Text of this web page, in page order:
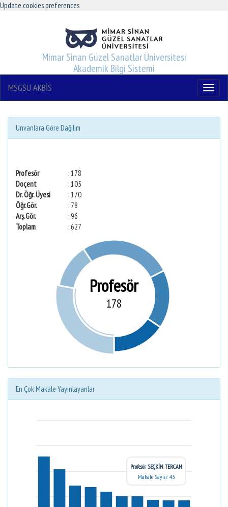
Update cookies preferences
Mimar Sinan Güzel Sanatlar Üniversitesi
Akademik Bilgi Sistemi
Menu
MSGSU AKBİS
Unvanlara Göre Dağılım
Profesör
: 178
Doçent
: 105
Dr. Öğr. Üyesi
: 170
Öğr.Gör.
: 78
Arş.Gör.
: 96
Toplam
: 627
Profesör
178
En Çok Makale Yayınlayanlar
Profesör SEÇKİN TERCAN
Makale Sayısı: 43